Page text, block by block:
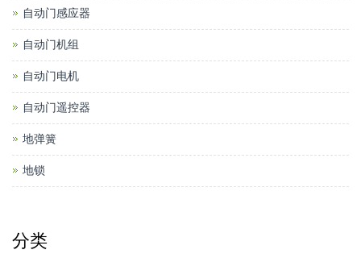
自动门感应器
自动门机组
自动门电机
自动门遥控器
地弹簧
地锁
分类